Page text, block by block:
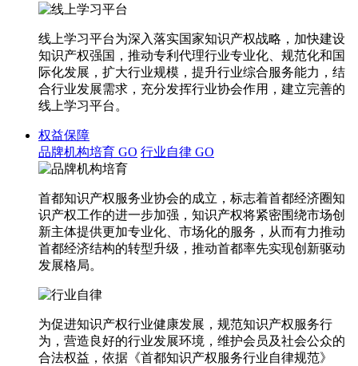
线上学习平台为深入落实国家知识产权战略，加快建设
知识产权强国，推动专利代理行业专业化、规范化和国
际化发展，扩大行业规模，提升行业综合服务能力，结
合行业发展需求，充分发挥行业协会作用，建立完善的
线上学习平台。
权益保障
品牌机构培育 GO 行业自律 GO
首都知识产权服务业协会的成立，标志着首都经济圈知
识产权工作的进一步加强，知识产权将紧密围绕市场创
新主体提供更加专业化、市场化的服务，从而有力推动
首都经济结构的转型升级，推动首都率先实现创新驱动
发展格局。
为促进知识产权行业健康发展，规范知识产权服务行
为，营造良好的行业发展环境，维护会员及社会公众的
合法权益，依据《首都知识产权服务行业自律规范》